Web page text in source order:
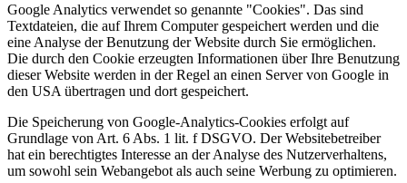
Google Analytics verwendet so genannte "Cookies". Das sind
Textdateien, die auf Ihrem Computer gespeichert werden und die
eine Analyse der Benutzung der Website durch Sie ermöglichen.
Die durch den Cookie erzeugten Informationen über Ihre Benutzung
dieser Website werden in der Regel an einen Server von Google in
den USA übertragen und dort gespeichert.
Die Speicherung von Google-Analytics-Cookies erfolgt auf
Grundlage von Art. 6 Abs. 1 lit. f DSGVO. Der Websitebetreiber
hat ein berechtigtes Interesse an der Analyse des Nutzerverhaltens,
um sowohl sein Webangebot als auch seine Werbung zu optimieren.